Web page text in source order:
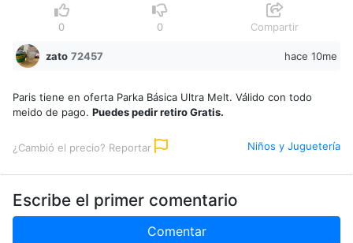
0 0 Compartir
zato 72457 hace 10me
Paris tiene en oferta Parka Básica Ultra Melt. Válido con todo
meido de pago. Puedes pedir retiro Gratis.
¿Cambió el precio? Reportar Niños y Juguetería
Escribe el primer comentario
Comentar